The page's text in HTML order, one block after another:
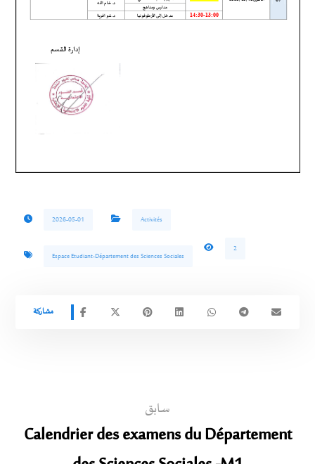
2026-05-01 Activités
Espace Etudiant-Département des Sciences Sociales
2
سابق
Calendrier des examens du Département